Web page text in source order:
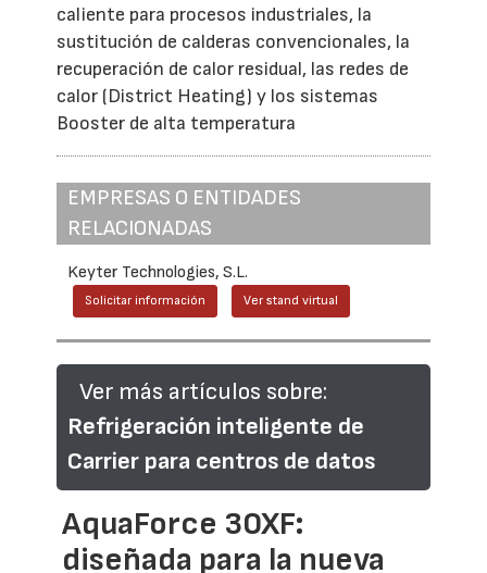
caliente para procesos industriales, la
sustitución de calderas convencionales, la
recuperación de calor residual, las redes de
calor (District Heating) y los sistemas
Booster de alta temperatura
EMPRESAS O ENTIDADES
RELACIONADAS
Keyter Technologies, S.L.
Solicitar información Ver stand virtual
Ver más artículos sobre:
Refrigeración inteligente de
Carrier para centros de datos
AquaForce 30XF:
diseñada para la nueva